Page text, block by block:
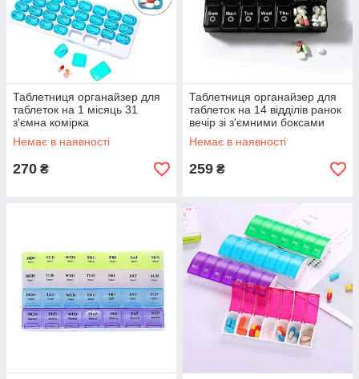
Таблетниця органайзер для
таблеток на 1 місяць 31
з'ємна комірка
Немає в наявності
270 ₴
Таблетниця органайзер для
таблеток на 14 відділів ранок
вечір зі з'ємними боксами
Немає в наявності
259 ₴